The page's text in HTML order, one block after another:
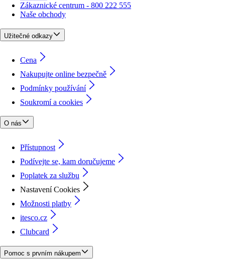
Zákaznické centrum - 800 222 555
Naše obchody
Užitečné odkazy
Cena
Nakupujte online bezpečně
Podmínky používání
Soukromí a cookies
O nás
Přístupnost
Podívejte se, kam doručujeme
Poplatek za službu
Nastavení Cookies
Možnosti platby
itesco.cz
Clubcard
Pomoc s prvním nákupem